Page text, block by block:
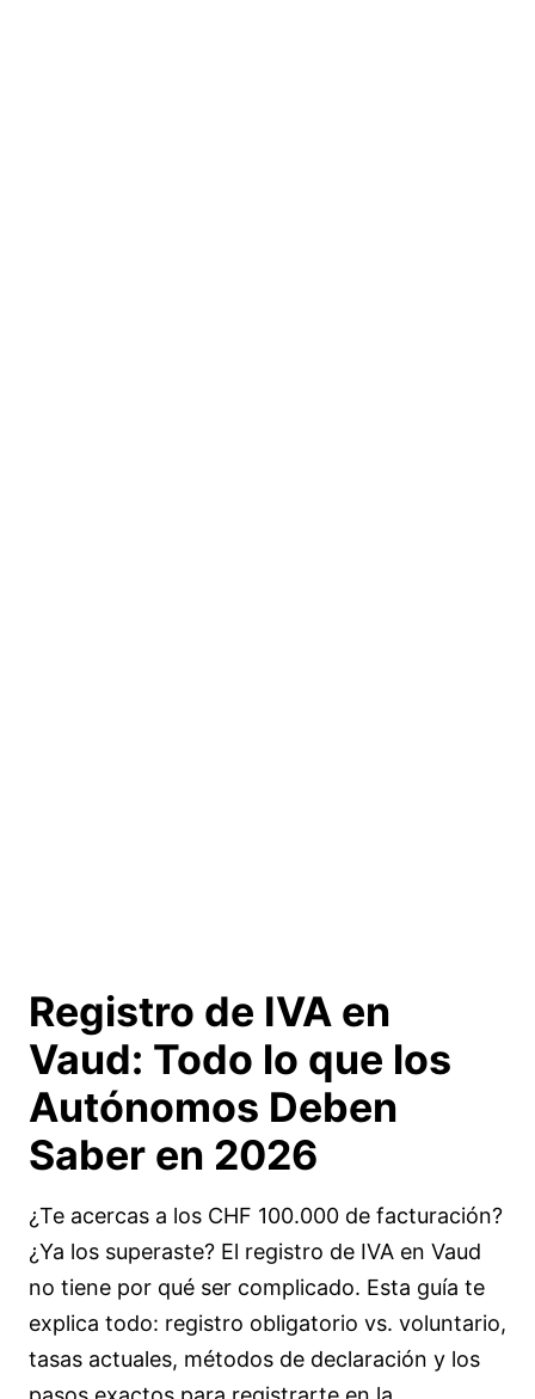
Registro de IVA en
Vaud: Todo lo que los
Autónomos Deben
Saber en 2026
¿Te acercas a los CHF 100.000 de facturación?
¿Ya los superaste? El registro de IVA en Vaud
no tiene por qué ser complicado. Esta guía te
explica todo: registro obligatorio vs. voluntario,
tasas actuales, métodos de declaración y los